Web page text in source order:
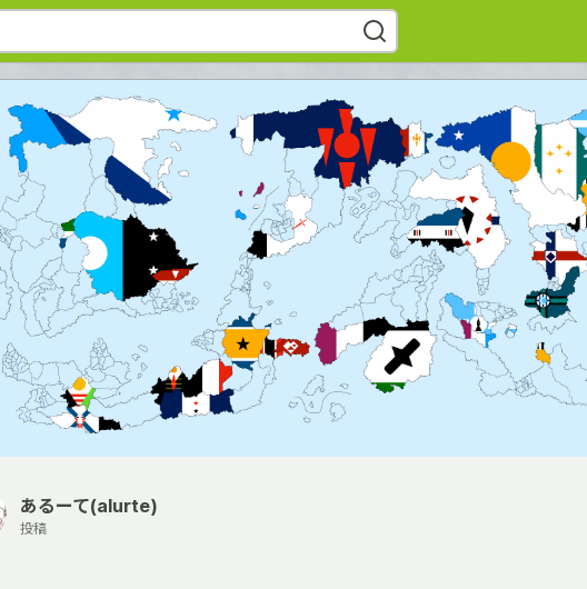
あるーて(alurte)
投稿